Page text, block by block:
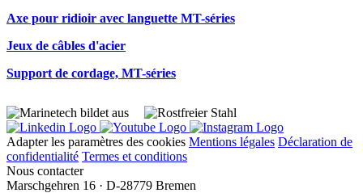
Axe pour ridioir avec languette MT-séries
Jeux de câbles d'acier
Support de cordage, MT-séries
Adapter les paramètres des cookies Mentions légales Déclaration de
confidentialité Termes et conditions
Nous contacter
Marschgehren 16 · D-28779 Bremen